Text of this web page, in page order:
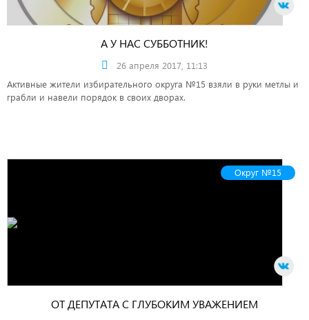
А У НАС СУББОТНИК!
26 апреля 2017, 11:13
Активные жители избирательного округа №15 взяли в руки метлы и
грабли и навели порядок в своих дворах.
Округ №15
ОТ ДЕПУТАТА С ГЛУБОКИМ УВАЖЕНИЕМ